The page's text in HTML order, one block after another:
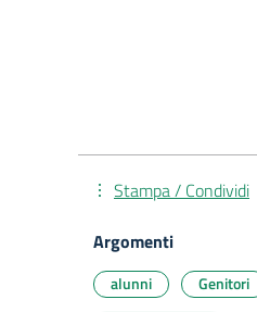
Stampa / Condividi
Argomenti
alunni
Genitori